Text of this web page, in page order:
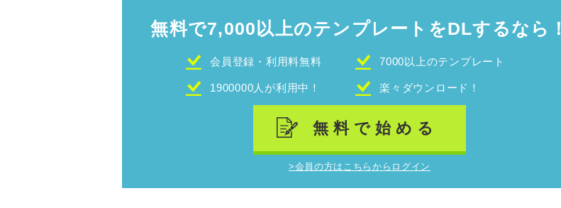
無料で7,000以上のテンプレートをDLするなら！
会員登録・利用料無料 7000以上のテンプレート
1900000人が利用中！ 楽々ダウンロード！
無料で始める
>会員の方はこちらからログイン